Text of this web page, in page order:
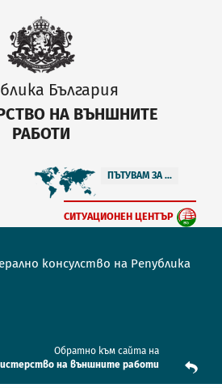
България
НА ВЪНШНИТЕ
РАБОТИ
ПЪТУВАМ ЗА ...
СИТУАЦИОНЕН ЦЕНТЪР
консулство на Република
Обратно към сайта на
на външните работи